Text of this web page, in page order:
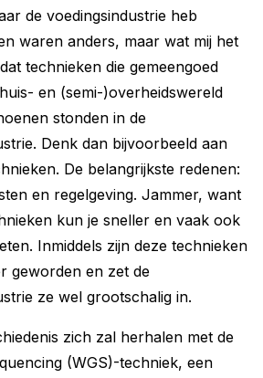
de voedingsindustrie heb
waren anders, maar wat mij het
technieken die gemeengoed
en (semi-)overheidswereld
stonden in de
Denk dan bijvoorbeeld aan
De belangrijkste redenen:
en regelgeving. Jammer, want
kun je sneller en vaak ook
Inmiddels zijn deze technieken
geworden en zet de
ze wel grootschalig in.
zich zal herhalen met de
(WGS)-techniek, een